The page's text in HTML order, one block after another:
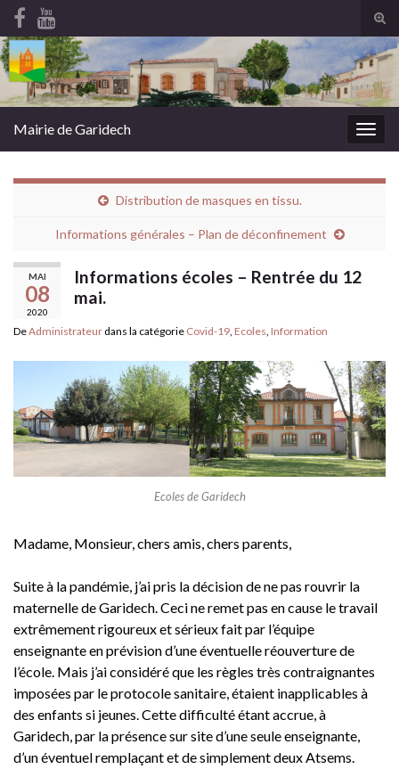
Search for:
Mairie de Garidech
Distribution de masques en tissu.
Informations générales – Plan de déconfinement
MAI
08
2020
Informations écoles – Rentrée du 12
mai.
DeAdministrateur dans la catégorie Covid-19, Ecoles, Information
Ecoles de Garidech
Madame, Monsieur, chers amis, chers parents,
Suite à la pandémie, j’ai pris la décision de ne pas rouvrir la
maternelle de Garidech. Ceci ne remet pas en cause le travail
extrêmement rigoureux et sérieux fait par l’équipe
enseignante en prévision d’une éventuelle réouverture de
l’école. Mais j’ai considéré que les règles très contraignantes
imposées par le protocole sanitaire, étaient inapplicables à
des enfants si jeunes. Cette difficulté étant accrue, à
Garidech, par la présence sur site d’une seule enseignante,
d’un éventuel remplaçant et de simplement deux Atsems.